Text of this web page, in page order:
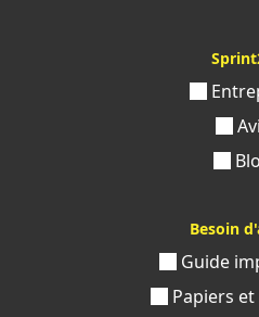
Besoin
Guide
Papiers